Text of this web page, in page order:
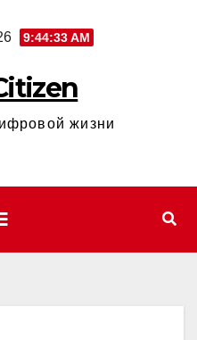
9:44:34 AM
жизни